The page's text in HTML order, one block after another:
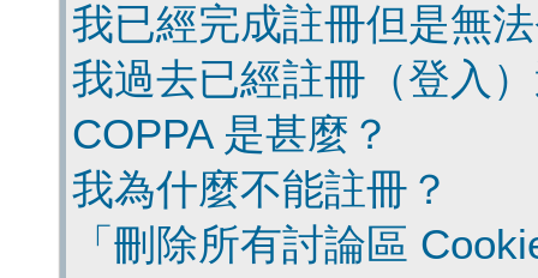
我已經完成註冊但是無
我過去已經註冊（登入
COPPA 是甚麼？
我為什麼不能註冊？
「刪除所有討論區